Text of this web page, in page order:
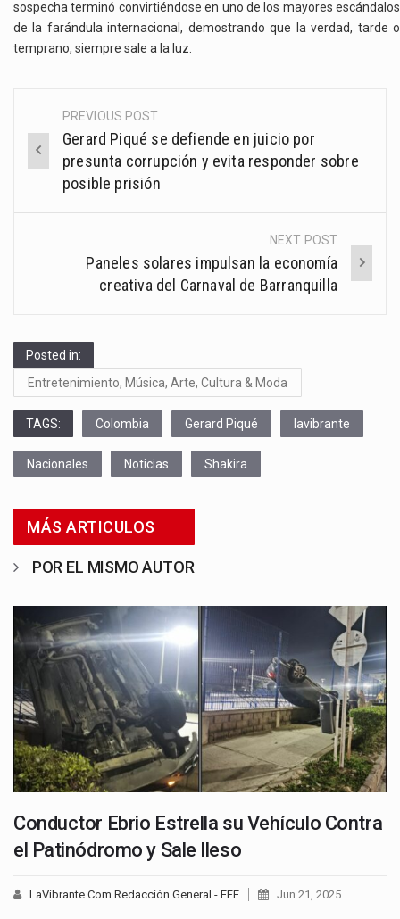
sospecha terminó convirtiéndose en uno de los mayores escándalos
de la farándula internacional, demostrando que la verdad, tarde o
temprano, siempre sale a la luz.
Post
navigation
PREVIOUS POST
Gerard Piqué se defiende en juicio por
presunta corrupción y evita responder sobre
posible prisión
NEXT POST
Paneles solares impulsan la economía
creativa del Carnaval de Barranquilla
Posted in:
Entretenimiento, Música, Arte, Cultura & Moda
TAGS: Colombia Gerard Piqué lavibrante
Nacionales Noticias Shakira
MÁS ARTICULOS
POR EL MISMO AUTOR
Conductor Ebrio Estrella su Vehículo Contra
el Patinódromo y Sale Ileso
LaVibrante.Com Redacción General - EFE Jun 21, 2025